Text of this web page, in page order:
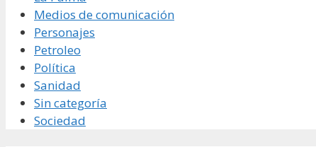
Medios de comunicación
Personajes
Petroleo
Política
Sanidad
Sin categoría
Sociedad